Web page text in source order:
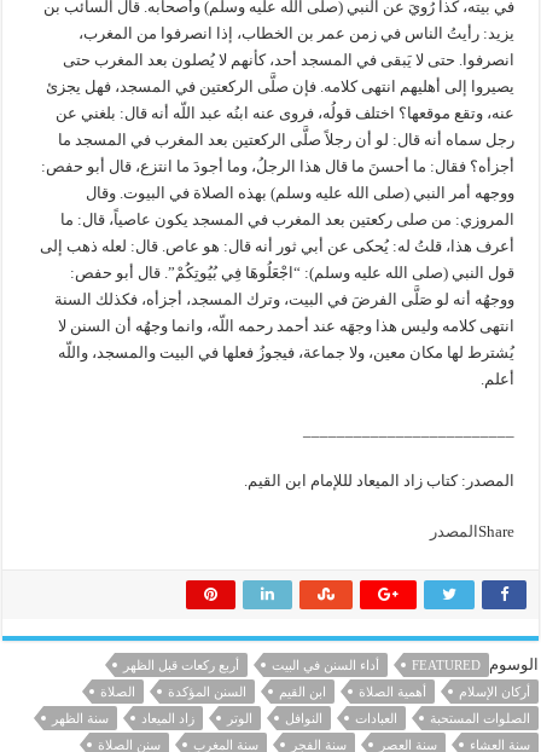
في بيته، كذا رُويَ عن النبي (صلى الله عليه وسلم) وأصحابه‏.‏ قال السائب بن
يزيد‏:‏ رأيتُ الناس في زمن عمر بن الخطاب، إذا انصرفوا من المغرب،
انصرفوا‏.‏ حتى لا يَبقى في المسجد أحد، كأنهم لا يُصلون بعد المغرب حتى
يصيروا إلى أهليهم انتهى كلامه‏.‏ فإن صلَّى الركعتين في المسجد، فهل يجزئ
عنه، وتقع موقعها‏؟‏ اختلف قولُه، فروى عنه ابنُه عبد اللّه أنه قال‏:‏ بلغني عن
رجل سماه أنه قال‏:‏ لو أن رجلاً صلَّى الركعتين بعد المغرب في المسجد ما
أجزأه‏؟‏ فقال‏:‏ ما أحسنَ ما قال هذا الرجلُ، وما أجودَ ما انتزع، قال أبو حفص‏:‏
ووجهه أمر النبي (صلى الله عليه وسلم) بهذه الصلاة في البيوت‏.‏ وقال
المروزي‏:‏ من صلى ركعتين بعد المغرب في المسجد يكون عاصياً، قال‏:‏ ما
أعرف هذا، قلتُ له‏:‏ يُحكى عن أبي ثور أنه قال‏:‏ هو عاص‏.‏ قال‏:‏ لعله ذهب إلى
قول النبي (صلى الله عليه وسلم)‏:‏ “‏اجْعَلُوهَا فِي بُيُوتِكُمْ‏‏‏‏”. قال أبو حفص‏:‏
ووجهُه أنه لو صَلَّى الفرضَ في البيت، وترك المسجد، أجزأه، فكذلك السنة
انتهى كلامه وليس هذا وجهَه عند أحمد رحمه اللّه، وانما وجهُه أن السنن لا
يُشترط لها مكان معين، ولا جماعة، فيجوزُ فعلها في البيت والمسجد، واللّه
أعلم‏.‏
المصدر: كتاب زاد الميعاد لللإمام ابن القيم.
Shareالمصدر
الوسوم FEATURED أداء السنن في البيت
أربع ركعات قبل الظهر
أركان الإسلام
أهمية الصلاة ابن القيم السنن المؤكدة
الصلاة
الصلوات المستحبة
العبادات النوافل الوتر زاد الميعاد
سنة الظهر
سنة العشاء
سنة العصر سنة الفجر سنة المغرب
سنن الصلاة